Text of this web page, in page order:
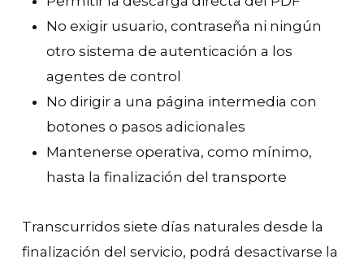
No exigir usuario, contraseña ni ningún
otro sistema de autenticación a los
agentes de control
No dirigir a una página intermedia con
botones o pasos adicionales
Mantenerse operativa, como mínimo,
hasta la finalización del transporte
Transcurridos siete días naturales desde la
finalización del servicio, podrá desactivarse la